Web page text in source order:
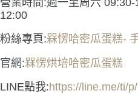
12:00
粉絲專頁:槑愣哈密瓜蛋糕-
官網:槑愣烘培哈密瓜蛋糕
LINE點我:https://line.me/ti/